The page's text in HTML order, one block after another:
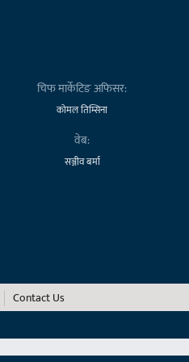
चिफ मार्केटिङ अफिसर:
कोमल तिम्सिना
वेब:
सञ्जीव बर्मा
Contact Us